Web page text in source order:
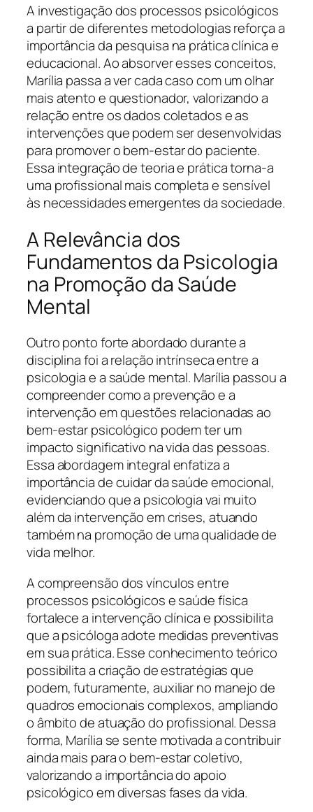
A investigação dos processos psicológicos
a partir de diferentes metodologias reforça a
importância da pesquisa na prática clínica e
educacional. Ao absorver esses conceitos,
Marília passa a ver cada caso com um olhar
mais atento e questionador, valorizando a
relação entre os dados coletados e as
intervenções que podem ser desenvolvidas
para promover o bem-estar do paciente.
Essa integração de teoria e prática torna-a
uma profissional mais completa e sensível
às necessidades emergentes da sociedade.
A Relevância dos
Fundamentos da Psicologia
na Promoção da Saúde
Mental
Outro ponto forte abordado durante a
disciplina foi a relação intrínseca entre a
psicologia e a saúde mental. Marília passou a
compreender como a prevenção e a
intervenção em questões relacionadas ao
bem-estar psicológico podem ter um
impacto significativo na vida das pessoas.
Essa abordagem integral enfatiza a
importância de cuidar da saúde emocional,
evidenciando que a psicologia vai muito
além da intervenção em crises, atuando
também na promoção de uma qualidade de
vida melhor.
A compreensão dos vínculos entre
processos psicológicos e saúde física
fortalece a intervenção clínica e possibilita
que a psicóloga adote medidas preventivas
em sua prática. Esse conhecimento teórico
possibilita a criação de estratégias que
podem, futuramente, auxiliar no manejo de
quadros emocionais complexos, ampliando
o âmbito de atuação do profissional. Dessa
forma, Marília se sente motivada a contribuir
ainda mais para o bem-estar coletivo,
valorizando a importância do apoio
psicológico em diversas fases da vida.